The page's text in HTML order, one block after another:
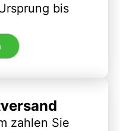
bis
zahlen Sie